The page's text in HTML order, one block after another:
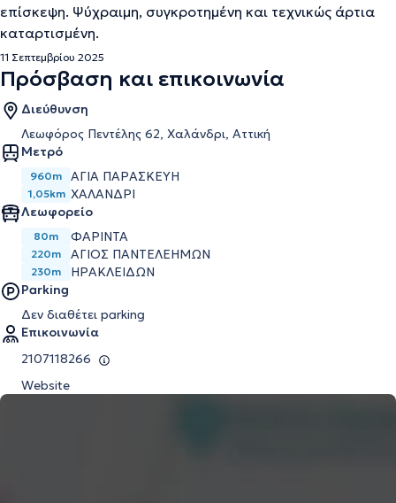
επίσκεψη. Ψύχραιμη, συγκροτημένη και τεχνικώς άρτια
καταρτισμένη.
11 Σεπτεμβρίου 2025
Πρόσβαση και επικοινωνία
Διεύθυνση
Λεωφόρος Πεντέλης 62, Χαλάνδρι, Αττική
Μετρό
960m ΑΓΊΑ ΠΑΡΑΣΚΕΥΉ
1,05km ΧΑΛΆΝΔΡΙ
Λεωφορείο
80m ΦΑΡΙΝΤΑ
220m ΑΓΙΟΣ ΠΑΝΤΕΛΕΗΜΩΝ
230m
ΗΡΑΚΛΕΙΔΩΝ
Parking
Δεν διαθέτει parking
Επικοινωνία
2107118266
Website